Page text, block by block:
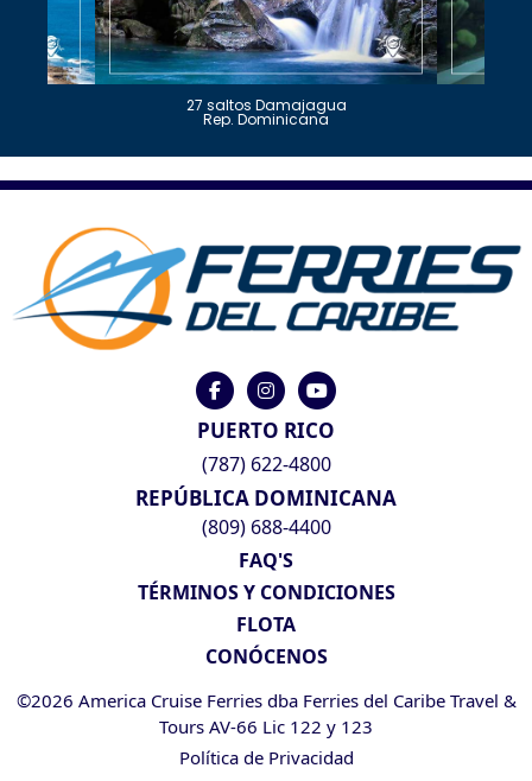
27 saltos Damajagua
Rep. Dominicana
PUERTO RICO
(787) 622-4800
REPÚBLICA DOMINICANA
(809) 688-4400
FAQ'S
TÉRMINOS Y CONDICIONES
FLOTA
CONÓCENOS
©2026 America Cruise Ferries dba Ferries del Caribe Travel &
Tours AV-66 Lic 122 y 123
Política de Privacidad